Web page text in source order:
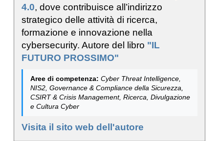
4.0, dove contribuisce all’indirizzo
strategico delle attività di ricerca,
formazione e innovazione nella
cybersecurity. Autore del libro "IL
FUTURO PROSSIMO"
Aree di competenza: Cyber Threat Intelligence,
NIS2, Governance & Compliance della Sicurezza,
CSIRT & Crisis Management, Ricerca, Divulgazione
e Cultura Cyber
Visita il sito web dell'autore